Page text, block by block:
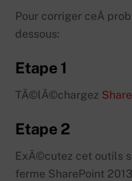
Pour corriger ceÂ
dessous:
Etape 1
TÃ©lÃ©chargez
Etape 2
ExÃ©cutez cet outils
ferme SharePoint